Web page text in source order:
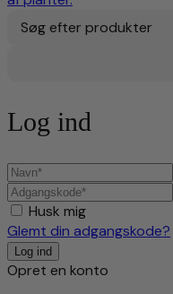
Søg efter produkter
Log ind
Husk mig
Glemt din adgangskode?
Opret en konto